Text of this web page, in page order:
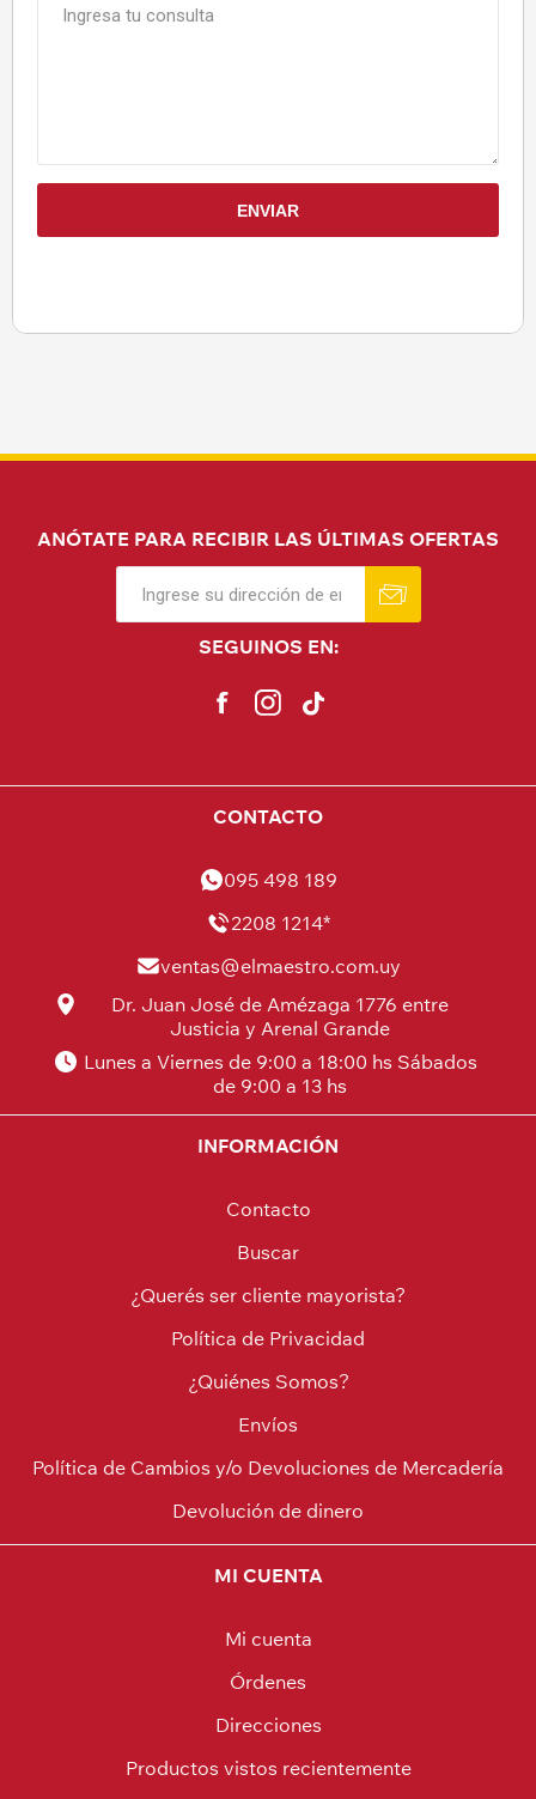
ANÓTATE PARA RECIBIR LAS ÚLTIMAS OFERTAS
SEGUINOS EN:
CONTACTO
095 498 189
2208 1214*
ventas@elmaestro.com.uy
Dr. Juan José de Amézaga 1776 entre
Justicia y Arenal Grande
Lunes a Viernes de 9:00 a 18:00 hs Sábados
de 9:00 a 13 hs
INFORMACIÓN
Contacto
Buscar
¿Querés ser cliente mayorista?
Política de Privacidad
¿Quiénes Somos?
Envíos
Política de Cambios y/o Devoluciones de Mercadería
Devolución de dinero
MI CUENTA
Mi cuenta
Órdenes
Direcciones
Productos vistos recientemente